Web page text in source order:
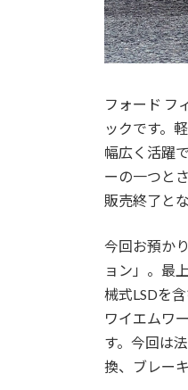
フォード フ
ックです。
幅広く活躍
ーの一つと
販売終了と
今回お預か
ョン」。最
械式LSDを
ワイエムワ
す。今回は
換、ブレー